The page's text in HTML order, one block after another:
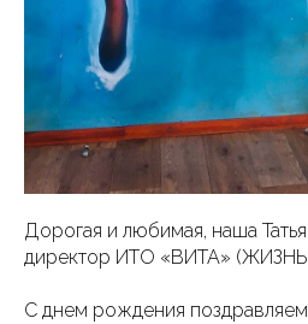
Дорогая и любимая, наша
директор ИТО «ВИТА»
С днем рождения